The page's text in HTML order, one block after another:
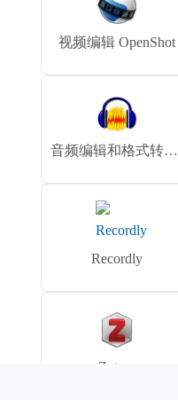
视频编辑 OpenShot
音频编辑和格式转换 Audacity
Recordly
Zotero